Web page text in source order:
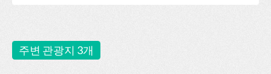
주변 관광지 3개